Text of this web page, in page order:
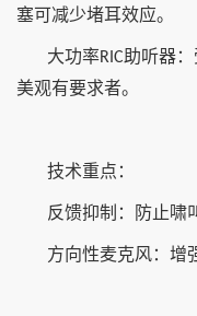
塞可减少堵耳效应。
大功率RIC助听器
美观有要求者。
技术重点：
反馈抑制：防止啸
方向性麦克风：增